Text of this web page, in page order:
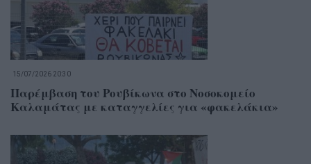
15/07/2026 20:30
Παρέμβαση του Ρουβίκωνα στο Νοσοκομείο
Καλαμάτας με καταγγελίες για «φακελάκια»